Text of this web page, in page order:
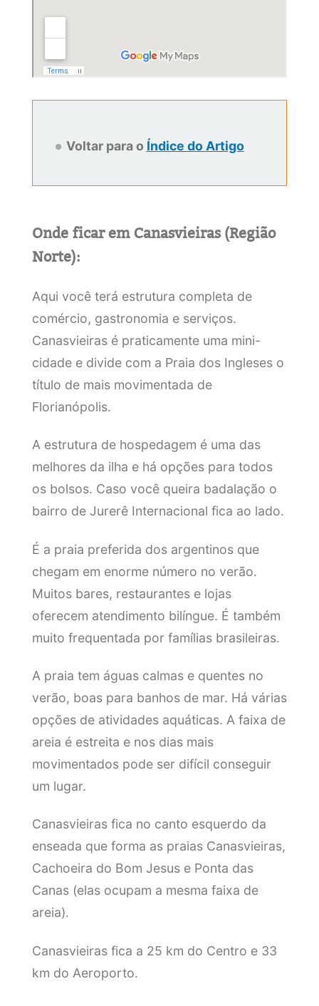
Voltar para o Índice do Artigo
Onde ficar em Canasvieiras (Região
Norte):
Aqui você terá estrutura completa de
comércio, gastronomia e serviços.
Canasvieiras é praticamente uma mini-
cidade e divide com a Praia dos Ingleses o
título de mais movimentada de
Florianópolis.
A estrutura de hospedagem é uma das
melhores da ilha e há opções para todos
os bolsos. Caso você queira badalação o
bairro de Jurerê Internacional fica ao lado.
É a praia preferida dos argentinos que
chegam em enorme número no verão.
Muitos bares, restaurantes e lojas
oferecem atendimento bilíngue. É também
muito frequentada por famílias brasileiras.
A praia tem águas calmas e quentes no
verão, boas para banhos de mar. Há várias
opções de atividades aquáticas. A faixa de
areia é estreita e nos dias mais
movimentados pode ser difícil conseguir
um lugar.
Canasvieiras fica no canto esquerdo da
enseada que forma as praias Canasvieiras,
Cachoeira do Bom Jesus e Ponta das
Canas (elas ocupam a mesma faixa de
areia).
Canasvieiras fica a 25 km do Centro e 33
km do Aeroporto.